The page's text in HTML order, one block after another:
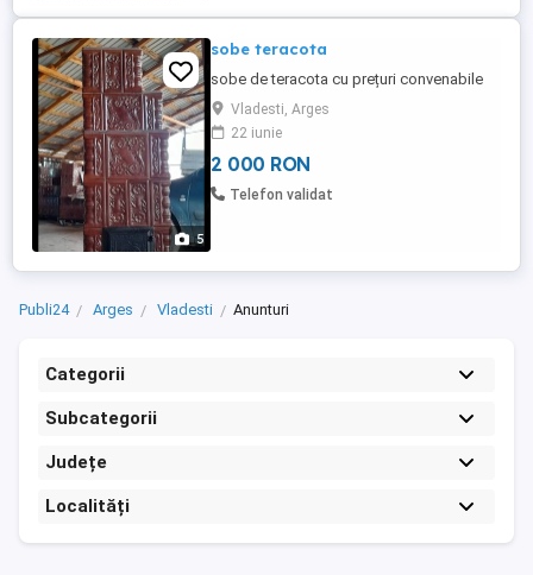
5
sobe teracota
sobe de teracota cu prețuri convenabile
Vladesti, Arges
22 iunie
2 000 RON
Telefon validat
Publi24 Arges Vladesti Anunturi
Categorii
Subcategorii
Județe
Localități